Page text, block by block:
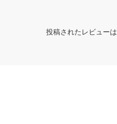
投稿されたレビュー